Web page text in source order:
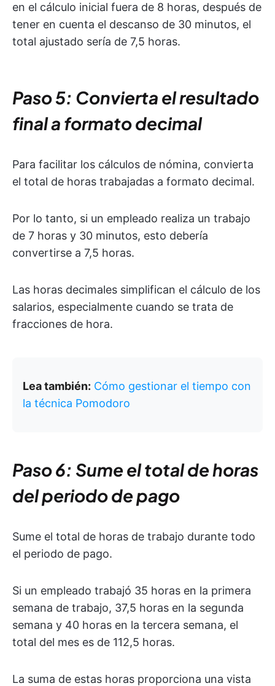
en el cálculo inicial fuera de 8 horas, después de
tener en cuenta el descanso de 30 minutos, el
total ajustado sería de 7,5 horas.
Paso 5: Convierta el resultado
final a formato decimal
Para facilitar los cálculos de nómina, convierta
el total de horas trabajadas a formato decimal.
Por lo tanto, si un empleado realiza un trabajo
de 7 horas y 30 minutos, esto debería
convertirse a 7,5 horas.
Las horas decimales simplifican el cálculo de los
salarios, especialmente cuando se trata de
fracciones de hora.
Lea también: Cómo gestionar el tiempo con
la técnica Pomodoro
Paso 6: Sume el total de horas
del periodo de pago
Sume el total de horas de trabajo durante todo
el periodo de pago.
Si un empleado trabajó 35 horas en la primera
semana de trabajo, 37,5 horas en la segunda
semana y 40 horas en la tercera semana, el
total del mes es de 112,5 horas.
La suma de estas horas proporciona una vista